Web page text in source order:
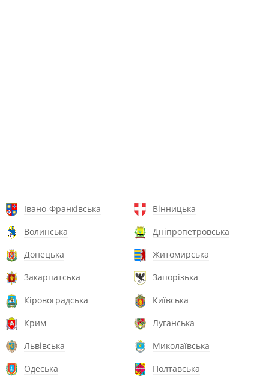
Івано-Франківська
Вінницька
Волинська
Дніпропетровська
Донецька
Житомирська
Закарпатська
Запорізька
Кіровоградська
Київська
Крим
Луганська
Львівська
Миколаївська
Одеська
Полтавська